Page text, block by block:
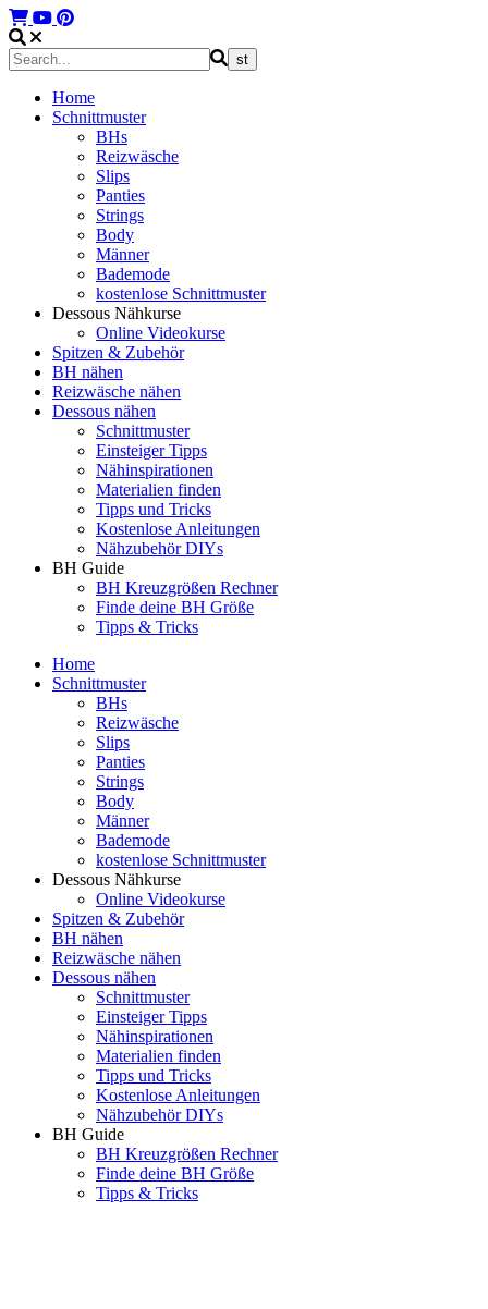
Home
Schnittmuster
BHs
Reizwäsche
Slips
Panties
Strings
Body
Männer
Bademode
kostenlose Schnittmuster
Dessous Nähkurse
Online Videokurse
Spitzen & Zubehör
BH nähen
Reizwäsche nähen
Dessous nähen
Schnittmuster
Einsteiger Tipps
Nähinspirationen
Materialien finden
Tipps und Tricks
Kostenlose Anleitungen
Nähzubehör DIYs
BH Guide
BH Kreuzgrößen Rechner
Finde deine BH Größe
Tipps & Tricks
Home
Schnittmuster
BHs
Reizwäsche
Slips
Panties
Strings
Body
Männer
Bademode
kostenlose Schnittmuster
Dessous Nähkurse
Online Videokurse
Spitzen & Zubehör
BH nähen
Reizwäsche nähen
Dessous nähen
Schnittmuster
Einsteiger Tipps
Nähinspirationen
Materialien finden
Tipps und Tricks
Kostenlose Anleitungen
Nähzubehör DIYs
BH Guide
BH Kreuzgrößen Rechner
Finde deine BH Größe
Tipps & Tricks